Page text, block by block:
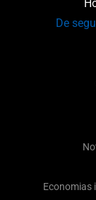
De
Economias